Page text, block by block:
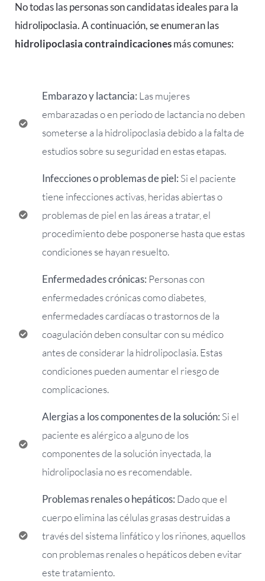
No todas las personas son candidatas ideales para la
hidrolipoclasia. A continuación, se enumeran las
hidrolipoclasia contraindicacionesmás comunes:
Embarazo y lactancia: Las mujeres
embarazadas o en periodo de lactancia no deben
someterse a la hidrolipoclasia debido a la falta de
estudios sobre su seguridad en estas etapas.
Infecciones o problemas de piel: Si el paciente
tiene infecciones activas, heridas abiertas o
problemas de piel en las áreas a tratar, el
procedimiento debe posponerse hasta que estas
condiciones se hayan resuelto.
Enfermedades crónicas: Personas con
enfermedades crónicas como diabetes,
enfermedades cardíacas o trastornos de la
coagulación deben consultar con su médico
antes de considerar la hidrolipoclasia. Estas
condiciones pueden aumentar el riesgo de
complicaciones.
Alergias a los componentes de la solución: Si el
paciente es alérgico a alguno de los
componentes de la solución inyectada, la
hidrolipoclasia no es recomendable.
Problemas renales o hepáticos: Dado que el
cuerpo elimina las células grasas destruidas a
través del sistema linfático y los riñones, aquellos
con problemas renales o hepáticos deben evitar
este tratamiento.